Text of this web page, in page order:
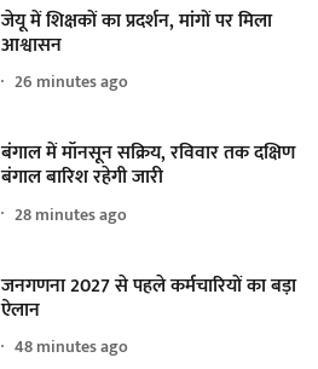
जेयू में शिक्षकों का प्रदर्शन, मांगों पर मिला
आश्वासन
26 minutes ago
बंगाल में मॉनसून सक्रिय, रविवार तक दक्षिण
बंगाल बारिश रहेगी जारी
28 minutes ago
जनगणना 2027 से पहले कर्मचारियों का बड़ा
ऐलान
48 minutes ago